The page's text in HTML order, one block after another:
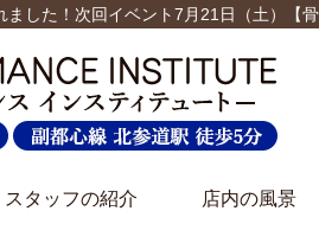
ました！次回イベント7月21日（土）
スタッフの紹介 店内の風景